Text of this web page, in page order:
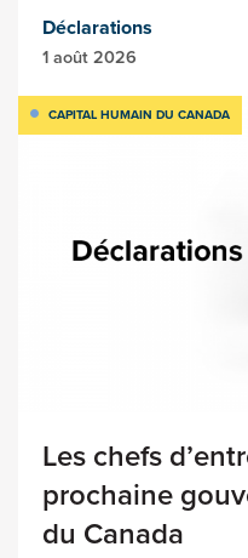
Déclarations
1 août 2026
CAPITAL HUMAIN DU CANADA
Les chefs
prochaine
du Canada